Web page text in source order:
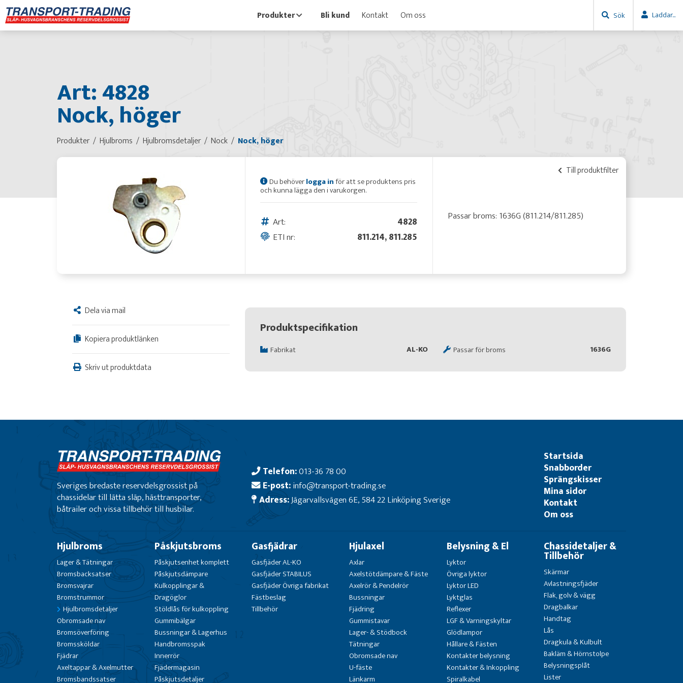
Produkter Bli kund Kontakt Om oss Sök Laddar...
Art: 4828
Nock, höger
Produkter Hjulbroms Hjulbromsdetaljer Nock Nock, höger
Till produktfilter
Du behöverlogga inför att se produktens pris
och kunna lägga den i varukorgen.
Art:
4828
ETI nr:
811.214, 811.285
Passar broms: 1636G (811.214/811.285)
Dela via mail
Kopiera produktlänken
Skriv ut produktdata
Produktspecifikation
Fabrikat AL-KO Passar för broms 1636G
Sveriges bredaste reservdelsgrossist på
chassidelar till lätta släp, hästtransporter,
båtrailer och vissa tillbehör till husbilar.
Telefon:013-36 78 00
E-post:info@transport-trading.se
Adress:Jägarvallsvägen 6E, 584 22 Linköping Sverige
Startsida
Snabborder
Sprängskisser
Mina sidor
Kontakt
Om oss
Hjulbroms
Lager & Tätningar
Bromsbacksatser
Bromsvajrar
Bromstrummor
Hjulbromsdetaljer
Obromsade nav
Bromsöverföring
Bromssköldar
Fjädrar
Axeltappar & Axelmutter
Bromsbandssatser
Påskjutsbroms
Påskjutsenhet komplett
Påskjutsdämpare
Kulkopplingar &
Dragöglor
Stöldlås för kulkoppling
Gummibälgar
Bussningar & Lagerhus
Handbromsspak
Innerrör
Fjädermagasin
Påskjutsdetaljer
Gasfjädrar
Gasfjäder AL-KO
Gasfjäder STABILUS
Gasfjäder Övriga fabrikat
Fästbeslag
Tillbehör
Hjulaxel
Axlar
Axelstötdämpare & Fäste
Axelrör & Pendelrör
Bussningar
Fjädring
Gummistavar
Lager- & Stödbock
Tätningar
Obromsade nav
U-fäste
Länkarm
Belysning & El
Lyktor
Övriga lyktor
Lyktor LED
Lyktglas
Reflexer
LGF & Varningskyltar
Glödlampor
Hållare & Fästen
Kontakter belysning
Kontakter & Inkoppling
Spiralkabel
Chassidetaljer &
Tillbehör
Skärmar
Avlastningsfjäder
Flak, golv & vägg
Dragbalkar
Handtag
Lås
Dragkula & Kulbult
Bakläm & Hörnstolpe
Belysningsplåt
Lister